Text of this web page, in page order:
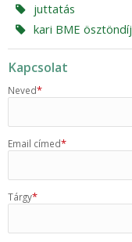
juttatás
kari BME ösztöndíj
Kapcsolat
Neved*
Email címed*
Tárgy*